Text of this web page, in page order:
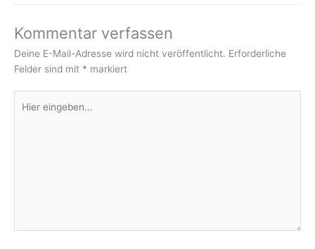
Kommentar verfassen
Deine E-Mail-Adresse wird nicht veröffentlicht. Erforderliche
Felder sind mit * markiert
eingeben…